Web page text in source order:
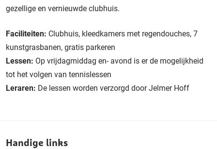
gezellige en vernieuwde clubhuis.
Faciliteiten: Clubhuis, kleedkamers met regendouches, 7
kunstgrasbanen, gratis parkeren
Lessen: Op vrijdagmiddag en- avond is er de mogelijkheid
tot het volgen van tennislessen
Leraren: De lessen worden verzorgd door Jelmer Hoff
Handige links